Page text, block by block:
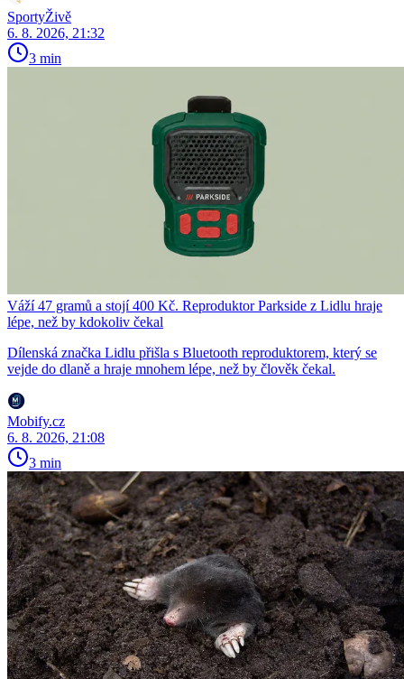
SportyŽivě
6. 8. 2026, 21:32
3 min
Váží 47 gramů a stojí 400 Kč. Reproduktor Parkside z Lidlu hraje
lépe, než by kdokoliv čekal
Dílenská značka Lidlu přišla s Bluetooth reproduktorem, který se
vejde do dlaně a hraje mnohem lépe, než by člověk čekal.
Mobify.cz
6. 8. 2026, 21:08
3 min